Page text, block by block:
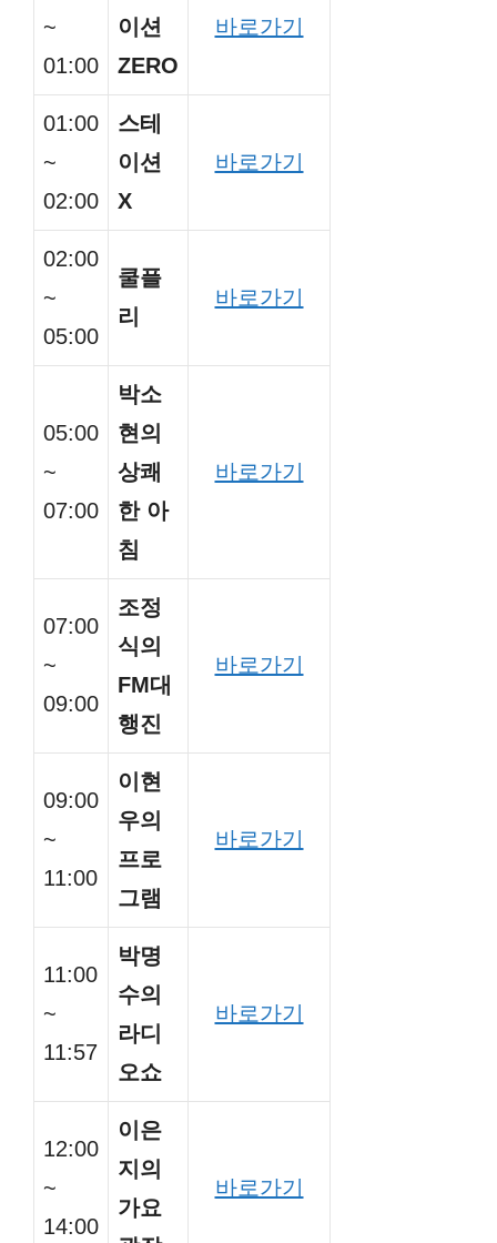
~
01:00
이션
ZERO
바로가기
01:00
~
02:00
스테
이션
X
바로가기
02:00
~
05:00
쿨플
리
바로가기
05:00
~
07:00
박소
현의
상쾌
한 아
침
바로가기
07:00
~
09:00
조정
식의
FM대
행진
바로가기
09:00
~
11:00
이현
우의
프로
그램
바로가기
11:00
~
11:57
박명
수의
라디
오쇼
바로가기
12:00
~
14:00
이은
지의
가요
바로가기